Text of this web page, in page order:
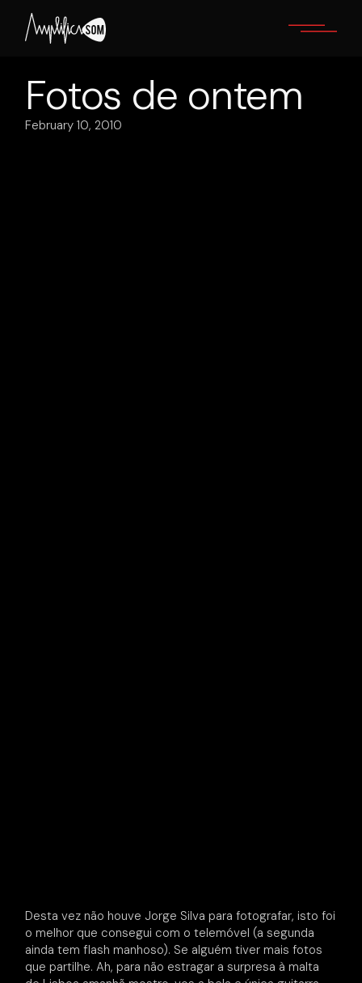
content
Fotos de ontem
February 10, 2010
Desta vez não houve Jorge Silva para fotografar, isto foi
o melhor que consegui com o telemóvel (a segunda
ainda tem flash manhoso). Se alguém tiver mais fotos
que partilhe. Ah, para não estragar a surpresa à malta